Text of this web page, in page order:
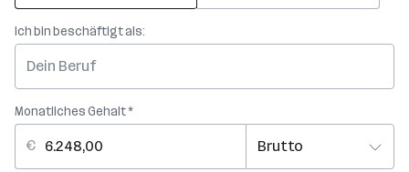
Ich bin beschäftigt als:
Monatliches Gehalt *